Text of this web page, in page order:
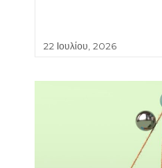
22 Ιουλίου, 2026